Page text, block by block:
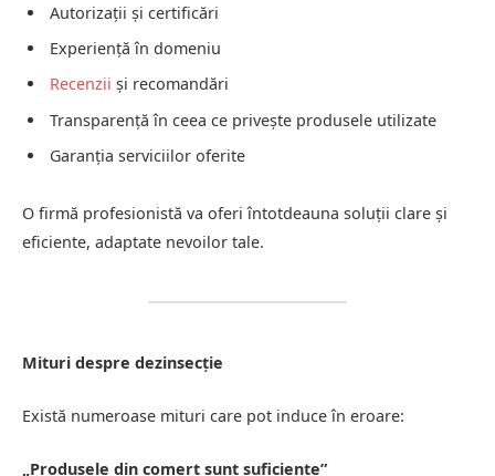
Autorizații și certificări
Experiență în domeniu
Recenzii și recomandări
Transparență în ceea ce privește produsele utilizate
Garanția serviciilor oferite
O firmă profesionistă va oferi întotdeauna soluții clare și
eficiente, adaptate nevoilor tale.
Mituri despre dezinsecție
Există numeroase mituri care pot induce în eroare:
„Produsele din comerț sunt suficiente”